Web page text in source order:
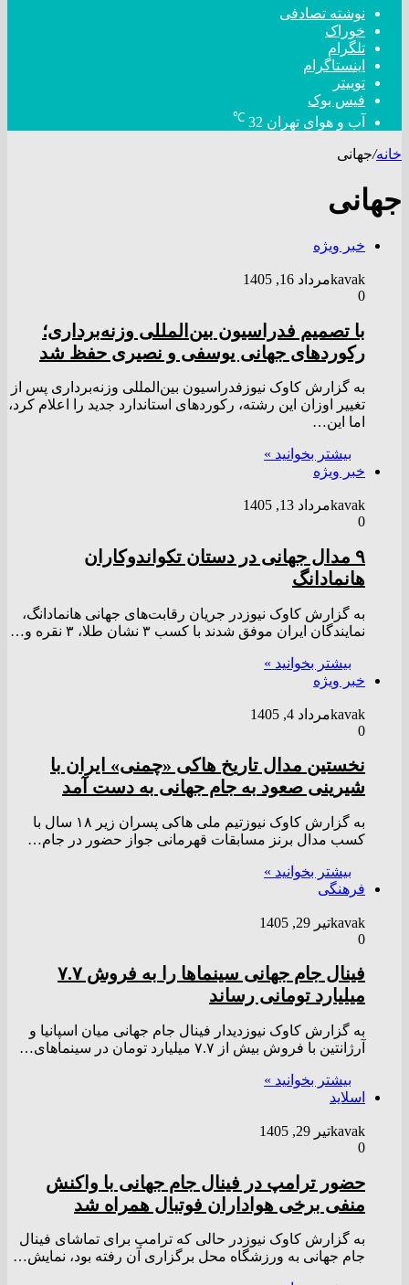
نوشته تصادفی
خوراک
تلگرام
اینستاگرام
توییتر
فیس بوک
آب و هوای تهران 32
℃
خانه/جهانی
جهانی
خبر ویژه
kavakمرداد 16, 1405
0
با تصمیم فدراسیون بین‌المللی وزنه‌برداری؛
رکورد‌های جهانی یوسفی و نصیری حفظ شد
به گزارش کاوک نیوزفدراسیون بین‌المللی وزنه‌برداری پس از
تغییر اوزان این رشته، رکورد‌های استاندارد جدید را اعلام کرد،
اما این…
بیشتر بخوانید »
خبر ویژه
kavakمرداد 13, 1405
0
۹ مدال جهانی در دستان تکواندوکاران
هانمادانگ
به گزارش کاوک نیوزدر جریان رقابت‌های جهانی هانمادانگ،
نمایندگان ایران موفق شدند با کسب ۳ نشان طلا، ۳ نقره و…
بیشتر بخوانید »
خبر ویژه
kavakمرداد 4, 1405
0
نخستین مدال تاریخ هاکی «چمنی» ایران با
شیرینی صعود به جام جهانی به دست آمد
به گزارش کاوک نیوزتیم ملی هاکی پسران زیر ۱۸ سال با
کسب مدال برنز مسابقات قهرمانی جواز حضور در جام…
بیشتر بخوانید »
فرهنگی
kavakتیر 29, 1405
0
فینال جام جهانی سینماها را به فروش ۷.۷
میلیارد تومانی رساند
به گزارش کاوک نیوزدیدار فینال جام جهانی میان اسپانیا و
آرژانتین با فروش بیش از ۷.۷ میلیارد تومان در سینماهای…
بیشتر بخوانید »
اسلاید
kavakتیر 29, 1405
0
حضور ترامپ در فینال جام جهانی با واکنش
منفی برخی هواداران فوتبال همراه شد
به گزارش کاوک نیوزدر حالی که ترامپ برای تماشای فینال
جام جهانی به ورزشگاه محل برگزاری آن رفته بود، نمایش…